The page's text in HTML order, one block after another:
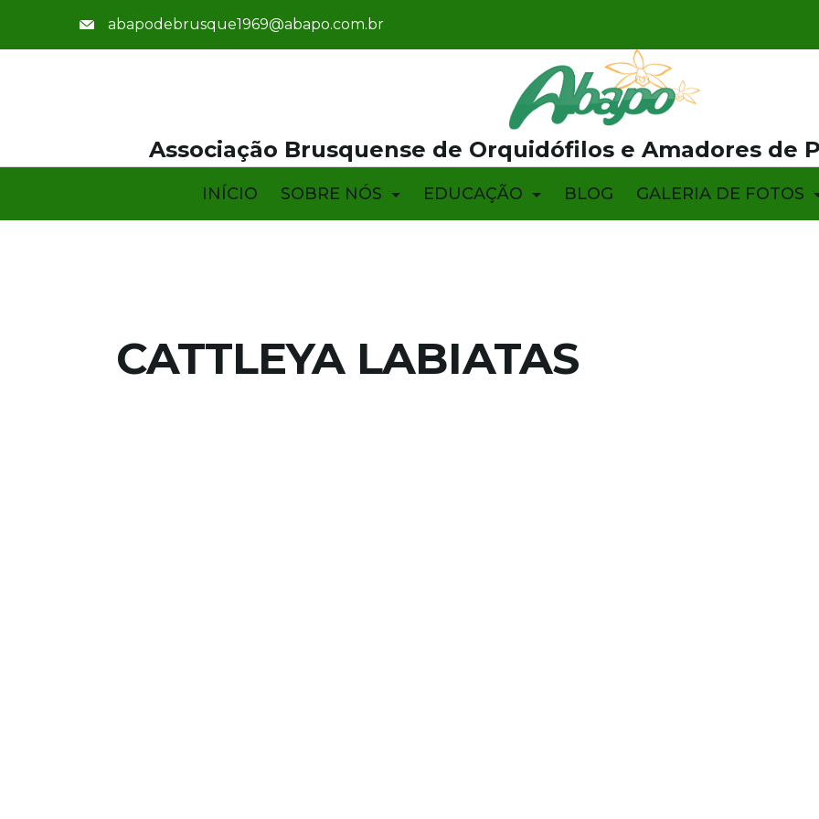
abapodebrusque1969@abapo.com.br
Associação Brusquense de Orquidófilos e Amadores de
INÍCIO SOBRE NÓS EDUCAÇÃO BLOG GALERIA DE FOTOS
CATTLEYA LABIATAS